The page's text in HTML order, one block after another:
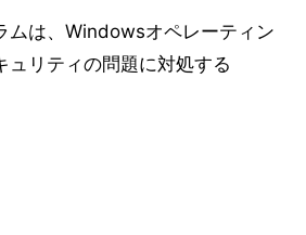
ムは、Windowsオペレーティン
ュリティの問題に対処する